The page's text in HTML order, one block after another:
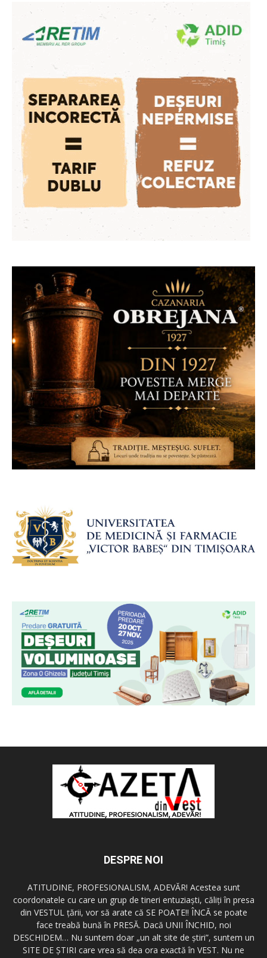
DESPRE NOI
ATITUDINE, PROFESIONALISM, ADEVĂR! Acestea sunt
coordonatele cu care un grup de tineri entuziaşti, căliţi în presa
din VESTUL ţării, vor să arate că SE POATE!! ÎNCĂ se poate
face treabă bună în PRESĂ. Dacă UNII ÎNCHID, noi
DESCHIDEM… Nu suntem doar „un alt site de ştiri”, suntem un
SITE DE ŞTIRI care vrea să dea ora exactă în VEST. Nu ne